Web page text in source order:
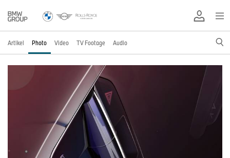
Artikel Photo Video TV Footage Audio